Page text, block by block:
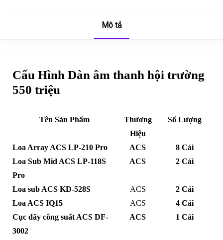
Mô tả
Cấu Hình Dàn âm thanh hội trường
550 triệu
Tên Sản Phẩm
Thương
Hiệu
Số Lượng
Loa Array ACS LP-210 Pro ACS
8 Cái
Loa Sub Mid ACS LP-118S
Pro
ACS 2 Cái
Loa sub ACS KD-528S ACS
2 Cái
Loa ACS IQ15
ACS
4 Cái
Cục đẩy công suất ACS DF-
3002
ACS 1 Cái